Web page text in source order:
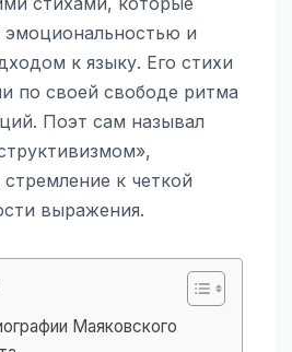
эмоциональностью и
к языку. Его стихи
по своей свободе ритма
Поэт сам называл
к четкой
выражения.
Маяковского